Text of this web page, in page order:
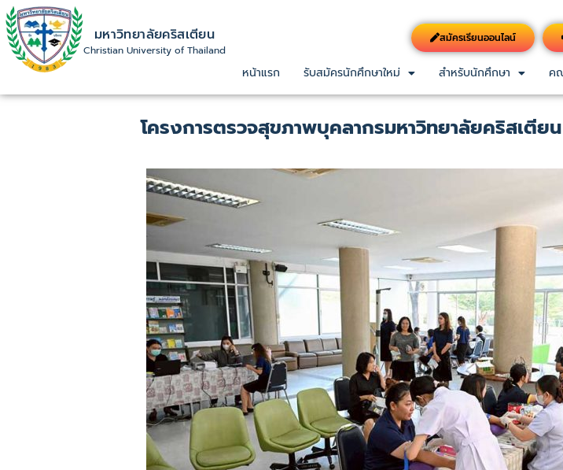
มหาวิทยาลัยคริสเตียน
Christian University of Thailand
สมัครเรียนออนไลน์
หน้าแรก รับสมัครนักศึกษาใหม่ สำหรับนักศึกษา ค
โครงการตรวจสุขภาพบุคลากรมหาวิทยาลัยคริสเตีย